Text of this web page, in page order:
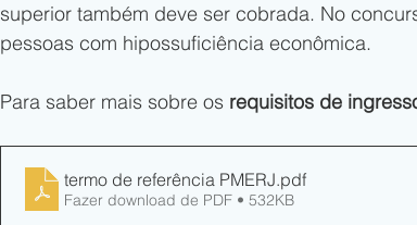
superior também deve ser cobrada. No
pessoas com hipossuficiência econômica.
Para saber mais sobre os requisitos de
termo de referência PMERJ.pdf
Fazer download de PDF • 532KB